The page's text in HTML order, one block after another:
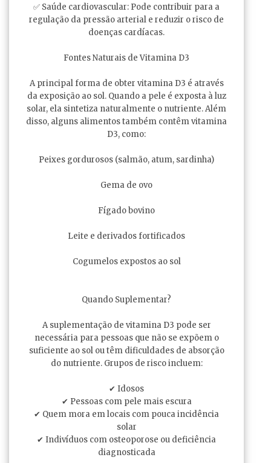
✅ Saúde cardiovascular: Pode contribuir para a
regulação da pressão arterial e reduzir o risco de
doenças cardíacas.
Fontes Naturais de Vitamina D3
A principal forma de obter vitamina D3 é através
da exposição ao sol. Quando a pele é exposta à luz
solar, ela sintetiza naturalmente o nutriente. Além
disso, alguns alimentos também contêm vitamina
D3, como:
Peixes gordurosos (salmão, atum, sardinha)
Gema de ovo
Fígado bovino
Leite e derivados fortificados
Cogumelos expostos ao sol
Quando Suplementar?
A suplementação de vitamina D3 pode ser
necessária para pessoas que não se expõem o
suficiente ao sol ou têm dificuldades de absorção
do nutriente. Grupos de risco incluem:
✔ Idosos
✔ Pessoas com pele mais escura
✔ Quem mora em locais com pouca incidência
solar
✔ Indivíduos com osteoporose ou deficiência
diagnosticada